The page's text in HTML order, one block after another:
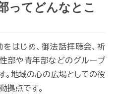
ってどんなとこ
はじめ、御法話拝聴会、祈
性部や青年部などのグループ
。地域の心の広場としての役
拠点です。